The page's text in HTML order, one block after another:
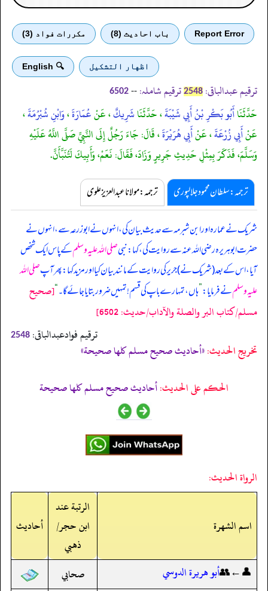
Report Error باب احادیث (8) مكررات فواد (3)
اظهار التشكيل 🔍 English
ترقیم عبدالباقی: 2548 ترقیم شاملہ: --
6502
حَدَّثَنَاأَبُو بَكْرِ بْنُ أَبِي شَيْبَةَ، حَدَّثَنَاشَرِيكٌ، عَنْعُمَارَةَ،وَابْنِ شُبْرُمَةَ،
عَنْأَبِي زُرْعَةَ، عَنْأَبِي هُرَيْرَةَ، قَالَ: جَاءَ رَجُلٌ إِلَى النَّبِيِّ صَلَّى اللَّهُ عَلَيْهِ
وَسَلَّمَ، فَذَكَرَ بِمِثْلِ حَدِيثِ جَرِيرٍ وَزَادَ، فَقَالَ: نَعَمْ، وَأَبِيكَ لَتُنَبَّأَنَّ.
ترجمہ:سلطان محمود جلالپوری ترجمہ:مولانا عبدالعزیز علوی
شریک نے عمارہ اور ابن شبرمہ سے حدیث بیان کی، انہوں نے ابوزرعہ سے، انہوں نے
حضرت ابوہریرہ رضی اللہ عنہ سے روایت کی، کہا: نبیصلی اللہ علیہ وسلمکے پاس ایک شخص
آیا، اس کے بعد (شریک نے) جریر کی روایت کے مانند بیان کیا اور مزید کہا: پھر آپصلی اللہ
علیہ وسلمنے فرمایا:”ہاں، تمہارے باپ کی قسم! تمہیں ضرور بتایا جائے گا۔“[صحيح
مسلم/كتاب البر والصلة والآداب/حدیث: 6502]
ترقیم فوادعبدالباقی: 2548
تخریج الحدیث:«أحاديث صحيح مسلم كلها صحيحة»
الحكم على الحديث:أحاديث صحيح مسلم كلها صحيحة
الرواة الحديث:
اسم الشهرة
الرتبة عند
ابن حجر/
ذهبي
أحاديث
👤←👥أبو هريرة الدوسي
صحابي